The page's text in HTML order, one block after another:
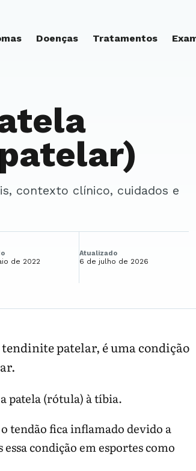
Doenças Tratamentos
de 2022
Atualizado
6 de julho de 2026
patelar, é uma condição
patela (rótula) à tíbia.
tendão fica inflamado devido a
condição em esportes como